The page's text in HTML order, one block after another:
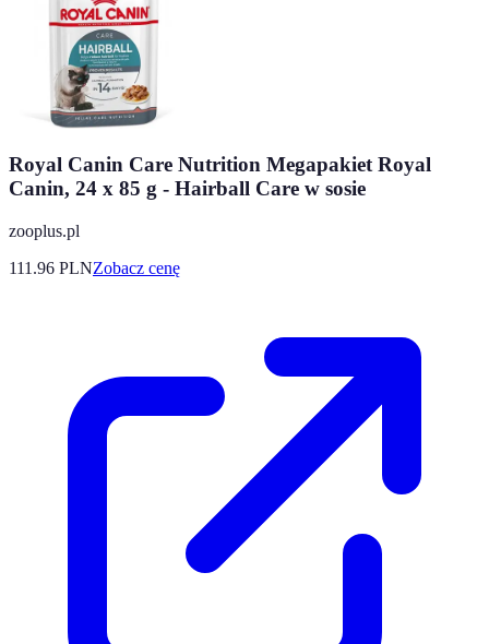
Royal Canin Care Nutrition Megapakiet Royal
Canin, 24 x 85 g - Hairball Care w sosie
zooplus.pl
111.96 PLNZobacz cenę